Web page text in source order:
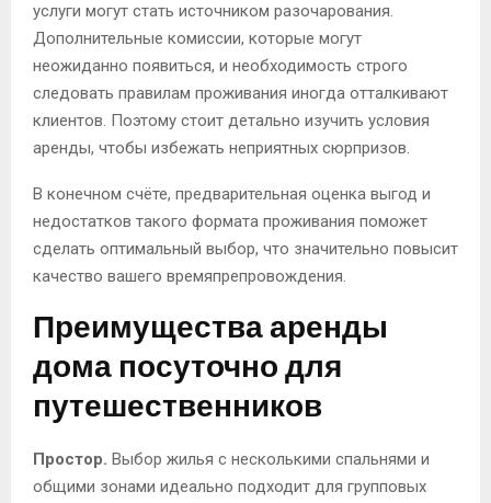
услуги могут стать источником разочарования.
Дополнительные комиссии, которые могут
неожиданно появиться, и необходимость строго
следовать правилам проживания иногда отталкивают
клиентов. Поэтому стоит детально изучить условия
аренды, чтобы избежать неприятных сюрпризов.
В конечном счёте, предварительная оценка выгод и
недостатков такого формата проживания поможет
сделать оптимальный выбор, что значительно повысит
качество вашего времяпрепровождения.
Преимущества аренды
дома посуточно для
путешественников
Простор. Выбор жилья с несколькими спальнями и
общими зонами идеально подходит для групповых